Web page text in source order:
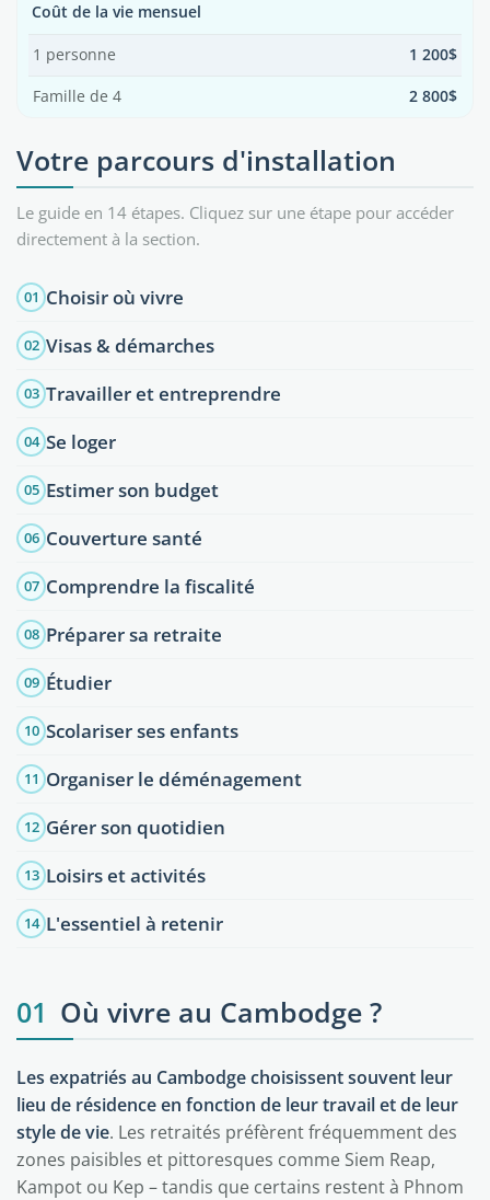
Coût de la vie mensuel
1 personne 1 200$
Famille de 4 2 800$
Votre parcours d'installation
Le guide en 14 étapes. Cliquez sur une étape pour accéder
directement à la section.
01 Choisir où vivre
02 Visas & démarches
03 Travailler et entreprendre
04 Se loger
05 Estimer son budget
06 Couverture santé
07 Comprendre la fiscalité
08 Préparer sa retraite
09 Étudier
10 Scolariser ses enfants
11 Organiser le déménagement
12 Gérer son quotidien
13 Loisirs et activités
14 L'essentiel à retenir
01 Où vivre au Cambodge ?
Les expatriés au Cambodge choisissent souvent leur
lieu de résidence en fonction de leur travail et de leur
style de vie. Les retraités préfèrent fréquemment des
zones paisibles et pittoresques comme Siem Reap,
Kampot ou Kep – tandis que certains restent à Phnom